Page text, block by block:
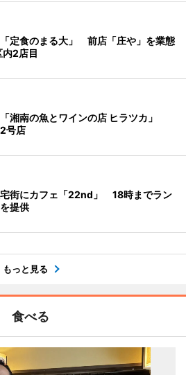
定食のまる大」 前店「庄や」を業態
2店目
湘南の魚とワインの店 ヒラツカ」
号店
街にカフェ「22nd」 18時までラン
提供
もっと見る
食べる